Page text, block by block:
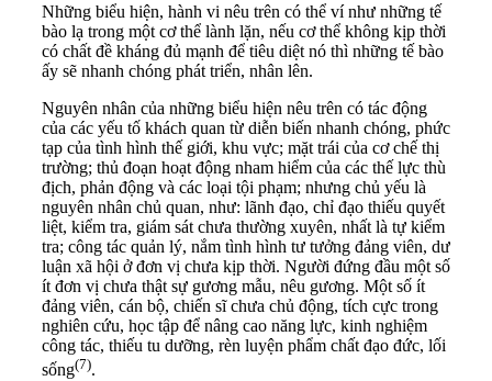
Những biểu hiện, hành vi nêu trên có thể ví như những tế
bào lạ trong một cơ thể lành lặn, nếu cơ thể không kịp thời
có chất đề kháng đủ mạnh để tiêu diệt nó thì những tế bào
ấy sẽ nhanh chóng phát triển, nhân lên.
Nguyên nhân của những biểu hiện nêu trên có tác động
của các yếu tố khách quan từ diễn biến nhanh chóng, phức
tạp của tình hình thế giới, khu vực; mặt trái của cơ chế thị
trường; thủ đoạn hoạt động nham hiểm của các thế lực thù
địch, phản động và các loại tội phạm; nhưng chủ yếu là
nguyên nhân chủ quan, như: lãnh đạo, chỉ đạo thiếu quyết
liệt, kiểm tra, giám sát chưa thường xuyên, nhất là tự kiểm
tra; công tác quản lý, nắm tình hình tư tưởng đảng viên, dư
luận xã hội ở đơn vị chưa kịp thời. Người đứng đầu một số
ít đơn vị chưa thật sự gương mẫu, nêu gương. Một số ít
đảng viên, cán bộ, chiến sĩ chưa chủ động, tích cực trong
nghiên cứu, học tập để nâng cao năng lực, kinh nghiệm
công tác, thiếu tu dưỡng, rèn luyện phẩm chất đạo đức, lối
sống(7).